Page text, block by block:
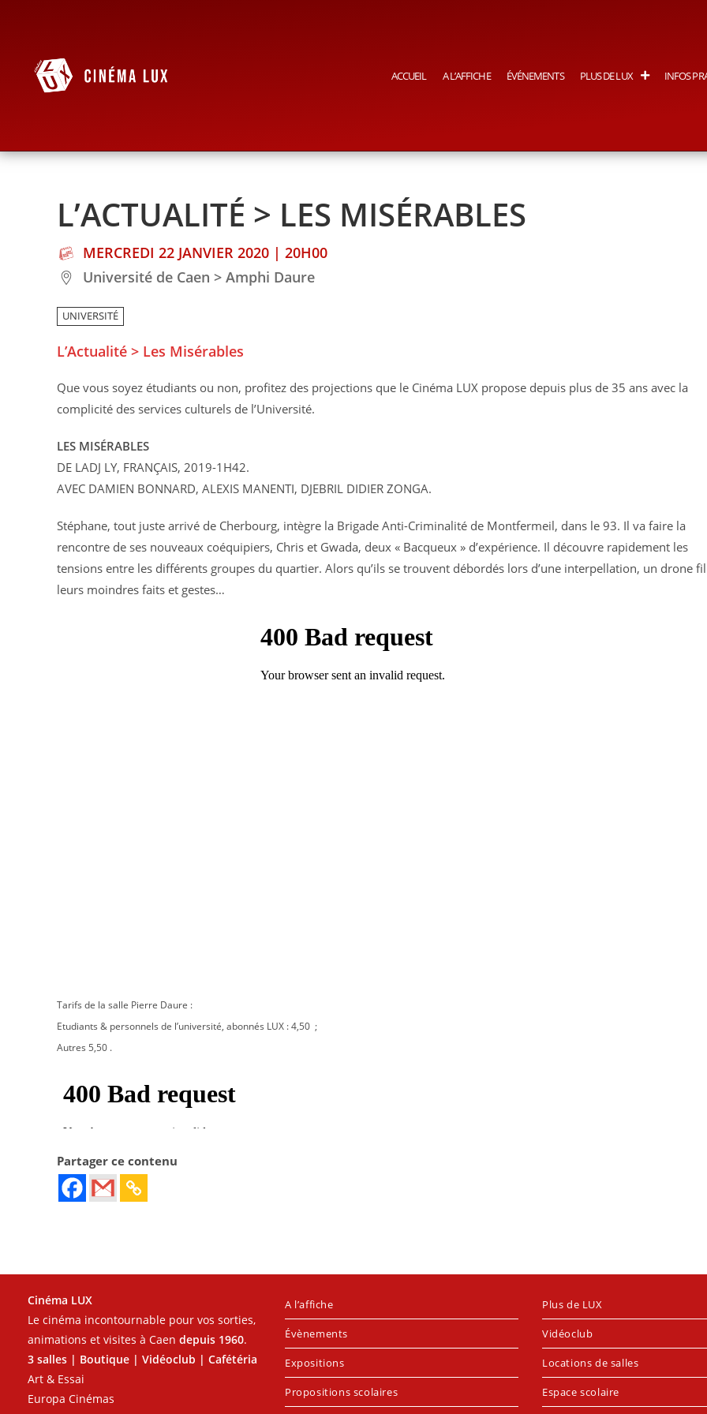
ACCUEIL A L’AFFICHE ÉVÉNEMENTS PLUS DE LUX INFOS
L’ACTUALITÉ > LES MISÉRABLES
MERCREDI 22 JANVIER 2020 | 20H00
Université de Caen > Amphi Daure
UNIVERSITÉ
L’Actualité > Les Misérables
Que vous soyez étudiants ou non, profitez des projections que le Cinéma LUX propose depuis plus de 35 ans avec la
complicité des services culturels de l’Université.
LES MISÉRABLES
DE LADJ LY, FRANÇAIS, 2019-1H42.
AVEC DAMIEN BONNARD, ALEXIS MANENTI, DJEBRIL DIDIER ZONGA.
Stéphane, tout juste arrivé de Cherbourg, intègre la Brigade Anti-Criminalité de Montfermeil, dans le 93. Il va faire la
rencontre de ses nouveaux coéquipiers, Chris et Gwada, deux « Bacqueux » d’expérience. Il découvre rapidement les
tensions entre les différents groupes du quartier. Alors qu’ils se trouvent débordés lors d’une interpellation, un drone
leurs moindres faits et gestes…
Tarifs de la salle Pierre Daure :
Etudiants & personnels de l’université, abonnés LUX : 4,50  ;
Autres 5,50 .
Partager ce contenu
Cinéma LUX
Le cinéma incontournable pour vos sorties,
animations et visites à Caen depuis 1960.
3 salles | Boutique | Vidéoclub | Cafétéria
Art & Essai
Europa Cinémas
A l’affiche
Évènements
Expositions
Propositions scolaires
Plus de LUX
Vidéoclub
Locations de salles
Espace scolaire